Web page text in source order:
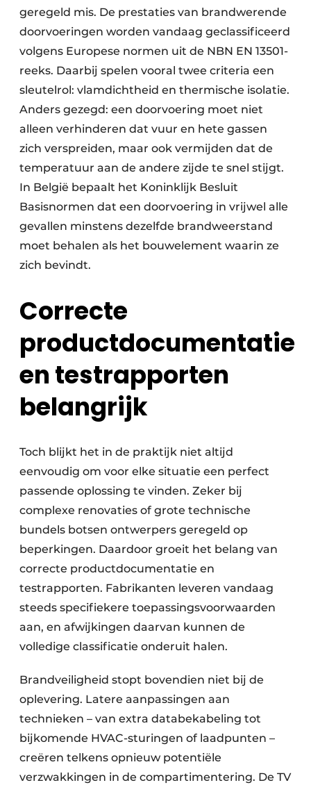
geregeld mis. De prestaties van brandwerende
doorvoeringen worden vandaag geclassificeerd
volgens Europese normen uit de NBN EN 13501-
reeks. Daarbij spelen vooral twee criteria een
sleutelrol: vlamdichtheid en thermische isolatie.
Anders gezegd: een doorvoering moet niet
alleen verhinderen dat vuur en hete gassen
zich verspreiden, maar ook vermijden dat de
temperatuur aan de andere zijde te snel stijgt.
In België bepaalt het Koninklijk Besluit
Basisnormen dat een doorvoering in vrijwel alle
gevallen minstens dezelfde brandweerstand
moet behalen als het bouwelement waarin ze
zich bevindt.
Correcte
productdocumentatie
en testrapporten
belangrijk
Toch blijkt het in de praktijk niet altijd
eenvoudig om voor elke situatie een perfect
passende oplossing te vinden. Zeker bij
complexe renovaties of grote technische
bundels botsen ontwerpers geregeld op
beperkingen. Daardoor groeit het belang van
correcte productdocumentatie en
testrapporten. Fabrikanten leveren vandaag
steeds specifiekere toepassingsvoorwaarden
aan, en afwijkingen daarvan kunnen de
volledige classificatie onderuit halen.
Brandveiligheid stopt bovendien niet bij de
oplevering. Latere aanpassingen aan
technieken – van extra databekabeling tot
bijkomende HVAC-sturingen of laadpunten –
creëren telkens opnieuw potentiële
verzwakkingen in de compartimentering. De TV